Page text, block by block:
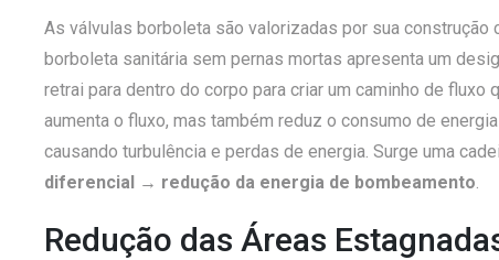
As válvulas borboleta são valorizadas por sua construção
borboleta sanitária sem pernas mortas apresenta um
retrai para dentro do corpo para criar um caminho de fluxo
aumenta o fluxo, mas também reduz o consumo de
causando turbulência e perdas de energia. Surge uma
diferencial → redução da energia de bombeamento
Redução das Áreas